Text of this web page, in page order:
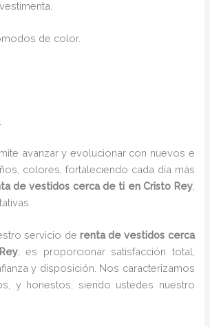
de color.
avanzar y evolucionar con nuevos e
colores, fortaleciendo cada día más
de vestidos cerca de ti en Cristo Rey,
servicio de renta de vestidos cerca
, es proporcionar satisfacción total,
y disposición. Nos caracterizamos
y honestos, siendo ustedes nuestro